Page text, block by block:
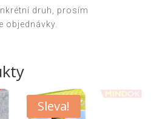
druh, prosím
objednávky.
Sleva!